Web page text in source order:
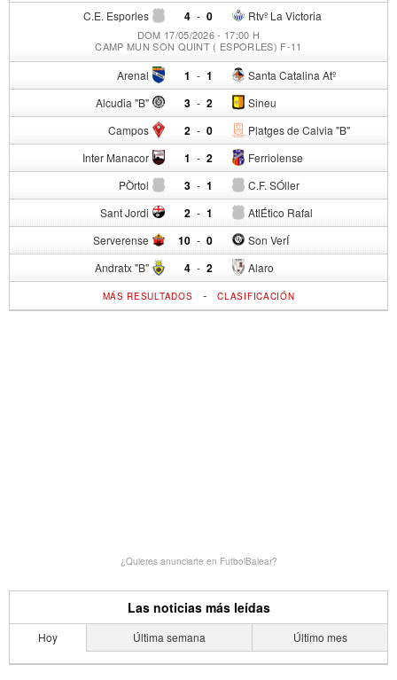
C.E. Esporles 4 - Rtvº La Victoria
0
DOM 17/05/2026 - 17:00 H
CAMP MUN SON QUINT ( ESPORLES) F-11
Arenal 1 - Santa Catalina Atº
1
Alcudia "B" 3 - Sineu
2
Campos 2 - Platges de Calvia "B"
0
Inter Manacor 1 - Ferriolense
2
PÒrtol 3 - C.F. SÓller
1
Sant Jordi 2 - AtlÉtico Rafal
1
Serverense 10 - Son VerÍ
0
Andratx "B" 4 - Alaro
2
MÁS RESULTADOS -CLASIFICACIÓN
¿Quieres anunciarte en FutbolBalear?
Las noticias más leídas
Hoy Última semana Último mes